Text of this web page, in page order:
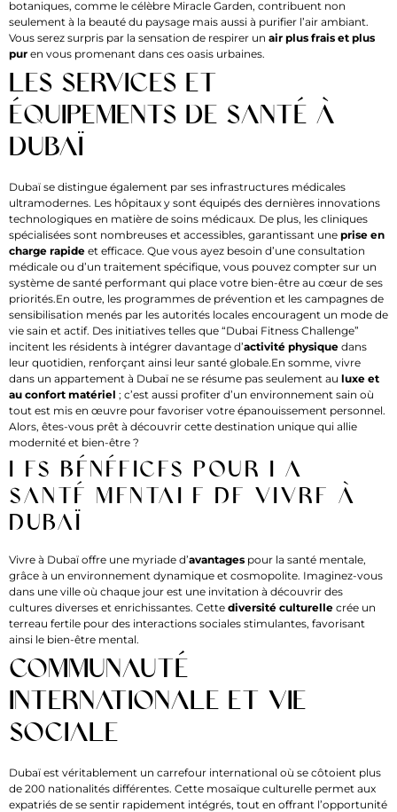
botaniques, comme le célèbre Miracle Garden, contribuent non
seulement à la beauté du paysage mais aussi à purifier l’air ambiant.
Vous serez surpris par la sensation de respirer un air plus frais et plus
pur en vous promenant dans ces oasis urbaines.
Les services et
équipements de santé à
Dubaï
Dubaï se distingue également par ses infrastructures médicales
ultramodernes. Les hôpitaux y sont équipés des dernières innovations
technologiques en matière de soins médicaux. De plus, les cliniques
spécialisées sont nombreuses et accessibles, garantissant une prise en
charge rapide et efficace. Que vous ayez besoin d’une consultation
médicale ou d’un traitement spécifique, vous pouvez compter sur un
système de santé performant qui place votre bien-être au cœur de ses
priorités.En outre, les programmes de prévention et les campagnes de
sensibilisation menés par les autorités locales encouragent un mode de
vie sain et actif. Des initiatives telles que “Dubai Fitness Challenge”
incitent les résidents à intégrer davantage d’activité physique dans
leur quotidien, renforçant ainsi leur santé globale.En somme, vivre
dans un appartement à Dubaï ne se résume pas seulement au luxe et
au confort matériel ; c’est aussi profiter d’un environnement sain où
tout est mis en œuvre pour favoriser votre épanouissement personnel.
Alors, êtes-vous prêt à découvrir cette destination unique qui allie
modernité et bien-être ?
Les bénéfices pour la
santé mentale de vivre à
Dubaï
Vivre à Dubaï offre une myriade d’avantages pour la santé mentale,
grâce à un environnement dynamique et cosmopolite. Imaginez-vous
dans une ville où chaque jour est une invitation à découvrir des
cultures diverses et enrichissantes. Cette diversité culturelle crée un
terreau fertile pour des interactions sociales stimulantes, favorisant
ainsi le bien-être mental.
Communauté
internationale et vie
sociale
Dubaï est véritablement un carrefour international où se côtoient plus
de 200 nationalités différentes. Cette mosaïque culturelle permet aux
expatriés de se sentir rapidement intégrés, tout en offrant l’opportunité